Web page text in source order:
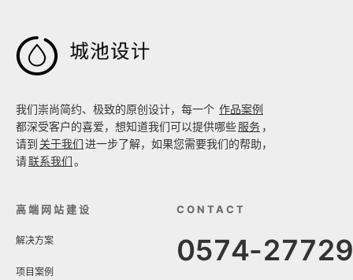

我们崇尚简约、极致的原创设计，每一个 作品案例
都深受客户的喜爱，想知道我们可以提供哪些服务 ，
请到 关于我们进一步了解，如果您需要我们的帮助，
请联系我们。
高端网站建设
解决方案
项目案例
CONTACT
0574-